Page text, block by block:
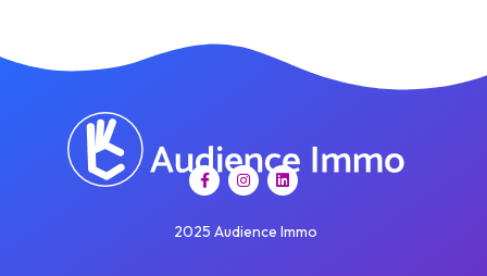
2025 Audience Immo